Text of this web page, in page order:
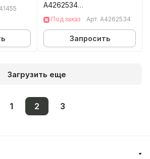
A4262534
брашированный никель
Под заказ Арт. A4262534
Запросить
Загрузить еще
1 2 3